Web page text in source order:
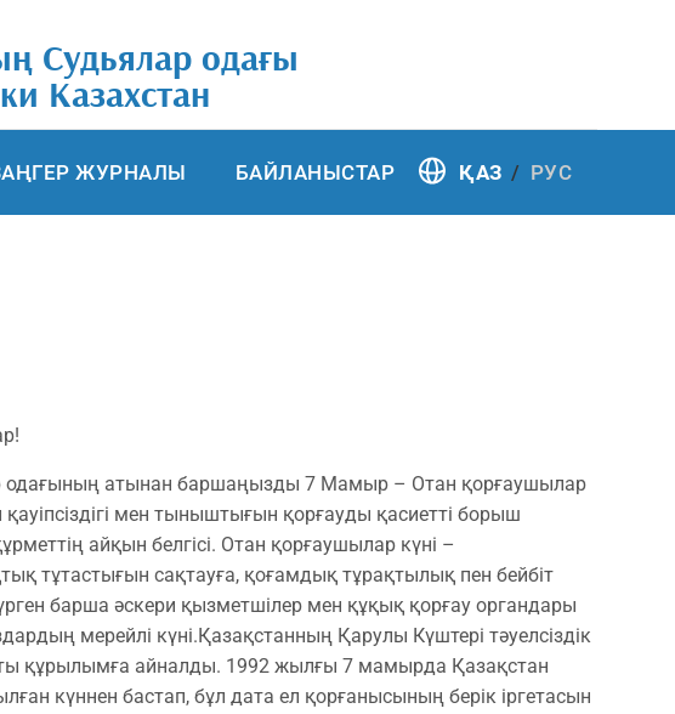
Судьялар одағы
Казахстан
ЖУРНАЛЫ БАЙЛАНЫСТАР ҚАЗ РУС
одағының атынан баршаңызды 7 Мамыр – Отан қорғаушылар
мен тыныштығын қорғауды қасиетті борыш
айқын белгісі. Отан қорғаушылар күні –
тұтастығын сақтауға, қоғамдық тұрақтылық пен бейбіт
барша әскери қызметшілер мен құқық қорғау органдары
мерейлі күні. ​Қазақстанның Қарулы Күштері тәуелсіздік
құрылымға айналды. 1992 жылғы 7 мамырда Қазақстан
күннен бастап, бұл дата ел қорғанысының берік іргетасын